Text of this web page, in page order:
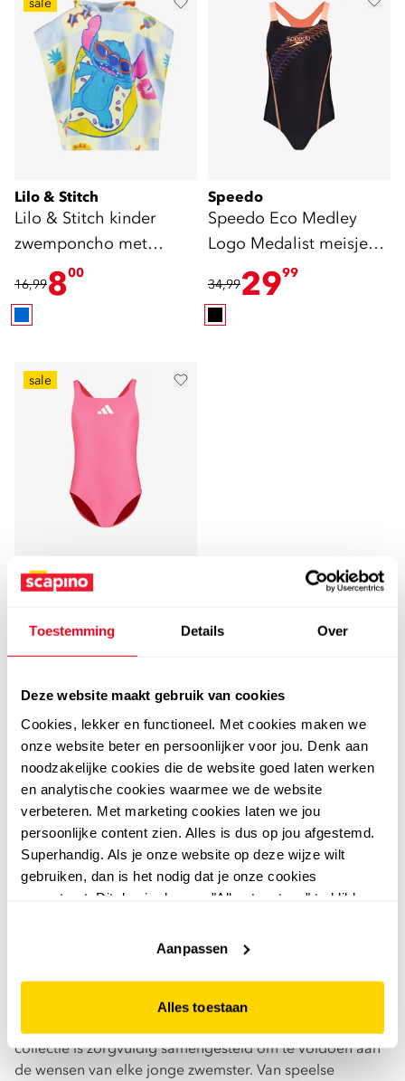
Toestemming Details Over
Deze website maakt gebruik van cookies
Cookies, lekker en functioneel. Met cookies maken we
onze website beter en persoonlijker voor jou. Denk aan
noodzakelijke cookies die de website goed laten werken
en analytische cookies waarmee we de website
verbeteren. Met marketing cookies laten we jou
persoonlijke content zien. Alles is dus op jou afgestemd.
Superhandig. Als je onze website op deze wijze wilt
gebruiken, dan is het nodig dat je onze cookies
accepteert. Dit doe je door op "Alles toestaan" te klikken.
website niet optimaal functioneert.
Aanpassen
Alles toestaan
Lilo & Stitch
Lilo & Stitch kinder
zwemponcho met
capuchon blauw
16,99800
Speedo
Speedo Eco Medley
Logo Medalist meisjes
badpak zwart oranje
34,992999
sale
5,0
Adidas
badpak roze wit
12
FILTERENEN SORTEREN(13)
Op zoek naar de perfecte zwemkleding voor meisjes?
Zoek niet verder! Scapino biedt een uitgebreide selectie
aan zwemkleding, met trendy ontwerpen en vrolijke
collectie is zorgvuldig samengesteld om te voldoen aan
de wensen van elke jonge zwemster. Van speelse